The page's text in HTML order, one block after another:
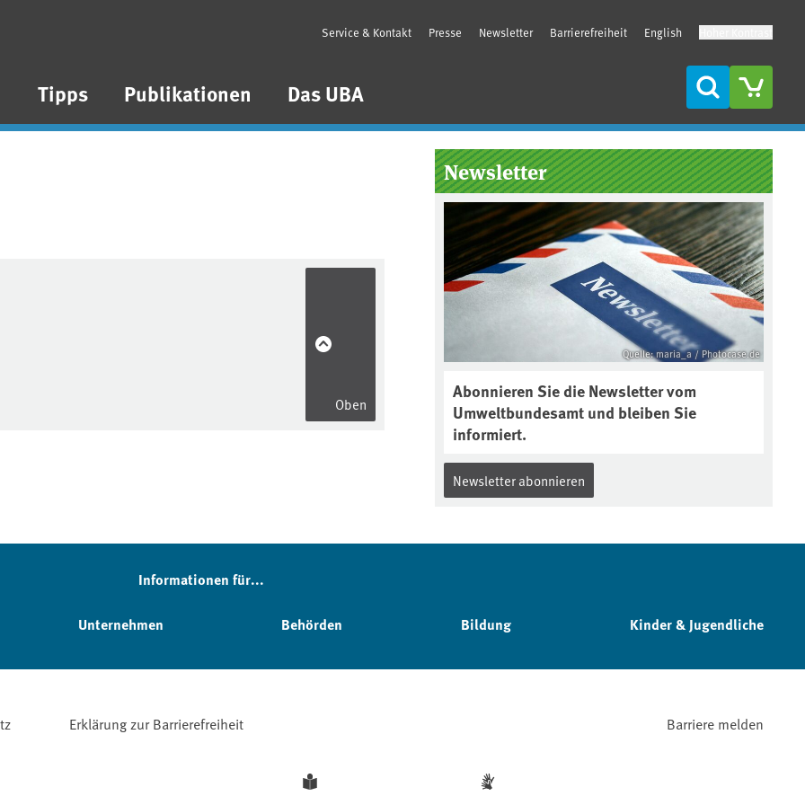
Tipps Publikationen Das UBA
Service & Kontakt Presse Newsletter Barrierefreiheit English
Suche
Oben
Seitenleiste
Newsletter
Quelle: maria_a / Photocase.de
Abonnieren Sie die Newsletter vom
Umweltbundesamt und bleiben Sie
informiert.
Newsletter abonnieren
Informationen für...
Unternehmen Behörden Bildung Kinder & Jugendliche
Erklärung zur Barrierefreiheit Barriere melden